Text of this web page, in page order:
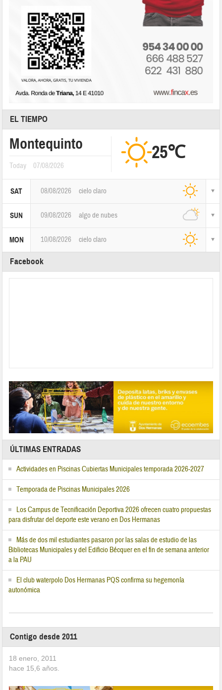
EL TIEMPO
Montequinto
Today 07/08/2026
25℃
SAT 08/08/2026 cielo claro
SUN 09/08/2026 algo de nubes
MON 10/08/2026 cielo claro
Facebook
ÚLTIMAS ENTRADAS
Actividades en Piscinas Cubiertas Municipales temporada 2026-2027
Temporada de Piscinas Municipales 2026
Los Campus de Tecnificación Deportiva 2026 ofrecen cuatro propuestas
para disfrutar del deporte este verano en Dos Hermanas
Más de dos mil estudiantes pasaron por las salas de estudio de las
Bibliotecas Municipales y del Edificio Bécquer en el fin de semana anterior
a la PAU
El club waterpolo Dos Hermanas PQS confirma su hegemonía
autonómica
Contigo desde 2011
18 enero, 2011
hace 15,6 años.